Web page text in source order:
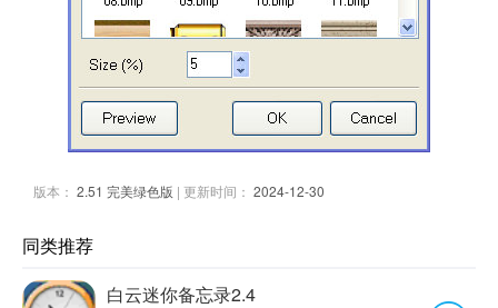
版本： 2.51 完美绿色版 | 更新时间： 2024-12-30
同类推荐
白云迷你备忘录2.4